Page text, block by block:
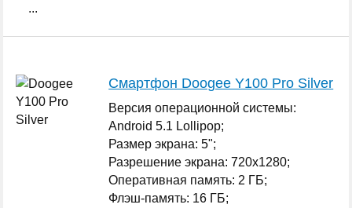
...
Смартфон Doogee Y100 Pro Silver
Версия операционной системы:
Android 5.1 Lollipop;
Размер экрана: 5";
Разрешение экрана: 720x1280;
Оперативная память: 2 ГБ;
Флэш-память: 16 ГБ;